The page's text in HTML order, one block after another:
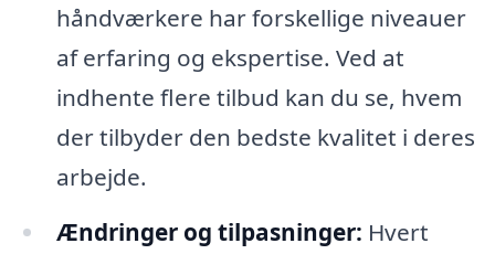
håndværkere har forskellige niveauer
af erfaring og ekspertise. Ved at
indhente flere tilbud kan du se, hvem
der tilbyder den bedste kvalitet i deres
arbejde.
Ændringer og tilpasninger: Hvert